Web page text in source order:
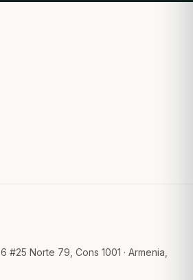
#25 Norte 79, Cons 1001 · Armenia,